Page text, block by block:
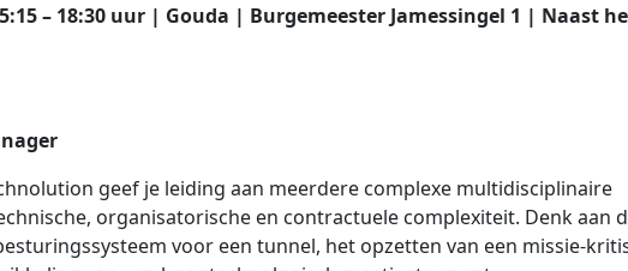
– 18:30 uur | Gouda | Burgemeester Jamessingel 1 | Naast
geef je leiding aan meerdere complexe multidisciplinaire
organisatorische en contractuele complexiteit. Denk aan
voor een tunnel, het opzetten van een missie-